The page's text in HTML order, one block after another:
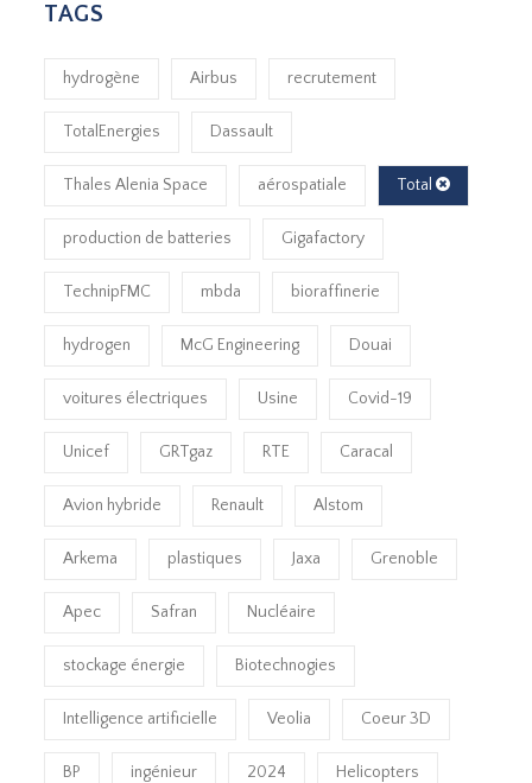
TAGS
hydrogène Airbus recrutement
TotalEnergies Dassault
Thales Alenia Space aérospatiale Total
production de batteries Gigafactory
TechnipFMC mbda bioraffinerie
hydrogen McG Engineering Douai
voitures électriques Usine Covid-19
Unicef GRTgaz RTE Caracal
Avion hybride Renault Alstom
Arkema plastiques Jaxa Grenoble
Apec Safran Nucléaire
stockage énergie Biotechnogies
Intelligence artificielle Veolia Coeur 3D
BP ingénieur 2024 Helicopters